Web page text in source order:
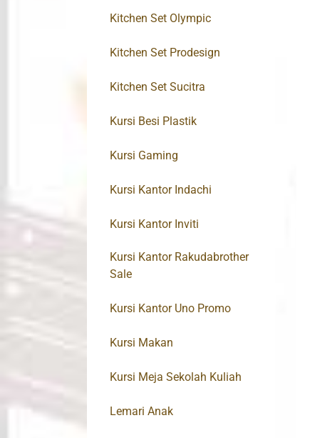
Kitchen Set Olympic
Kitchen Set Prodesign
Kitchen Set Sucitra
Kursi Besi Plastik
Kursi Gaming
Kursi Kantor Indachi
Kursi Kantor Inviti
Kursi Kantor Rakudabrother
Sale
Kursi Kantor Uno Promo
Kursi Makan
Kursi Meja Sekolah Kuliah
Lemari Anak